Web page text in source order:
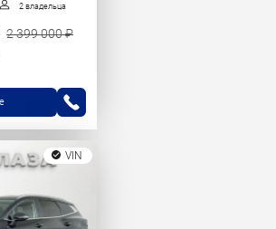
2 владельца
2 399 000 ₽
VIN